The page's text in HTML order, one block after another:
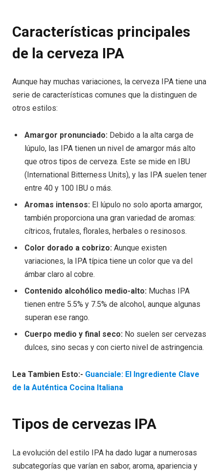
Características principales
de la cerveza IPA
Aunque hay muchas variaciones, la cerveza IPA tiene una
serie de características comunes que la distinguen de
otros estilos:
Amargor pronunciado: Debido a la alta carga de
lúpulo, las IPA tienen un nivel de amargor más alto
que otros tipos de cerveza. Este se mide en IBU
(International Bitterness Units), y las IPA suelen tener
entre 40 y 100 IBU o más.
Aromas intensos: El lúpulo no solo aporta amargor,
también proporciona una gran variedad de aromas:
cítricos, frutales, florales, herbales o resinosos.
Color dorado a cobrizo: Aunque existen
variaciones, la IPA típica tiene un color que va del
ámbar claro al cobre.
Contenido alcohólico medio-alto: Muchas IPA
tienen entre 5.5% y 7.5% de alcohol, aunque algunas
superan ese rango.
Cuerpo medio y final seco: No suelen ser cervezas
dulces, sino secas y con cierto nivel de astringencia.
Lea Tambien Esto:- Guanciale: El Ingrediente Clave
de la Auténtica Cocina Italiana
Tipos de cervezas IPA
La evolución del estilo IPA ha dado lugar a numerosas
subcategorías que varían en sabor, aroma, apariencia y